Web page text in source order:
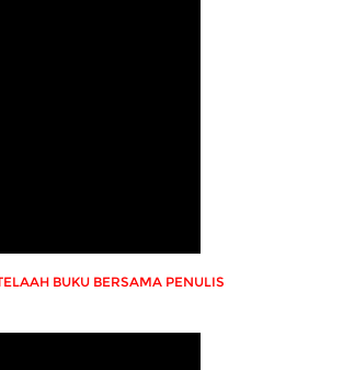
BUKU BERSAMA PENULIS